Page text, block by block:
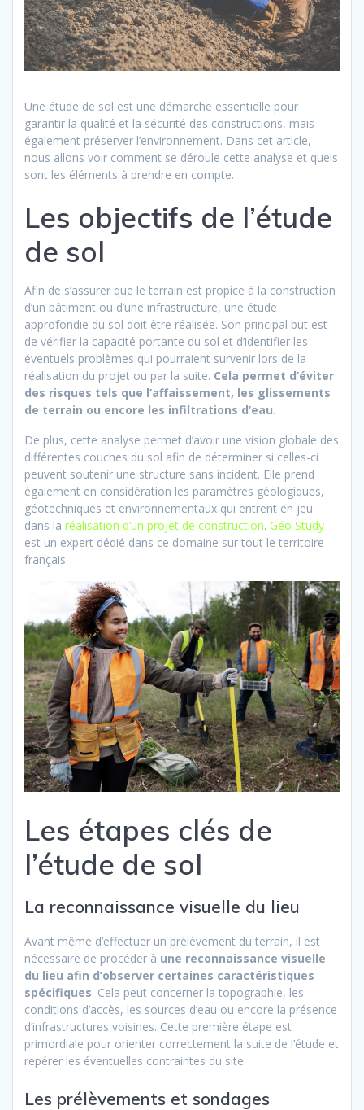
Une étude de sol est une démarche essentielle pour
garantir la qualité et la sécurité des constructions, mais
également préserver l’environnement. Dans cet article,
nous allons voir comment se déroule cette analyse et quels
sont les éléments à prendre en compte.
Les objectifs de l’étude
de sol
Afin de s’assurer que le terrain est propice à la construction
d’un bâtiment ou d’une infrastructure, une étude
approfondie du sol doit être réalisée. Son principal but est
de vérifier la capacité portante du sol et d’identifier les
éventuels problèmes qui pourraient survenir lors de la
réalisation du projet ou par la suite. Cela permet d’éviter
des risques tels que l’affaissement, les glissements
de terrain ou encore les infiltrations d’eau.
De plus, cette analyse permet d’avoir une vision globale des
différentes couches du sol afin de déterminer si celles-ci
peuvent soutenir une structure sans incident. Elle prend
également en considération les paramètres géologiques,
géotechniques et environnementaux qui entrent en jeu
dans la réalisation d’un projet de construction. Géo Study
est un expert dédié dans ce domaine sur tout le territoire
français.
Les étapes clés de
l’étude de sol
La reconnaissance visuelle du lieu
Avant même d’effectuer un prélèvement du terrain, il est
nécessaire de procéder à une reconnaissance visuelle
du lieu afin d’observer certaines caractéristiques
spécifiques. Cela peut concerner la topographie, les
conditions d’accès, les sources d’eau ou encore la présence
d’infrastructures voisines. Cette première étape est
primordiale pour orienter correctement la suite de l’étude et
repérer les éventuelles contraintes du site.
Les prélèvements et sondages